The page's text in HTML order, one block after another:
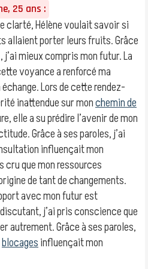
25 ans :
clarté, Hélène voulait savoir si
allaient porter leurs fruits. Grâce
, j’ai mieux compris mon futur. La
voyance a renforcé ma
Lors de cette rendez-
inattendue sur monchemin de
elle a su prédire l’avenir de mon
Grâce à ses paroles, j’ai
influençait mon
cru que mon ressources
de tant de changements.
avec mon futur est
j’ai pris conscience que
autrement. Grâce à ses paroles,
blocagesinfluençait mon